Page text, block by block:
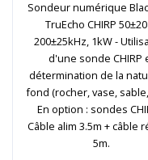
Sondeur numérique
TruEcho CHIRP
200±25kHz, 1kW -
d'une sonde CHIRP
détermination de la
fond (rocher, vase,
En option : sondes
Câble alim 3.5m + câble
5m.